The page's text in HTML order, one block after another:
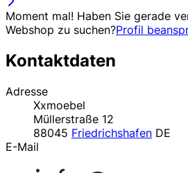
Moment mal! Haben Sie gerade
Webshop zu suchen?Profil
Kontaktdaten
Adresse
Xxmoebel
Müllerstraße 12
88045 Friedrichshafen DE
E-Mail